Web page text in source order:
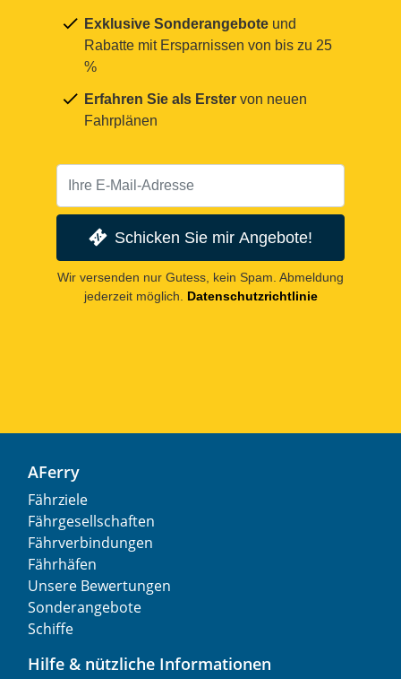
Exklusive Sonderangebote und
Rabatte mit Ersparnissen von bis zu 25
%
Erfahren Sie als Erster von neuen
Fahrplänen
Schicken Sie mir Angebote!
Wir versenden nur Gutess, kein Spam. Abmeldung
jederzeit möglich.
Datenschutzrichtlinie
AFerry
Fährziele
Fährgesellschaften
Fährverbindungen
Fährhäfen
Unsere Bewertungen
Sonderangebote
Schiffe
Hilfe & nützliche Informationen